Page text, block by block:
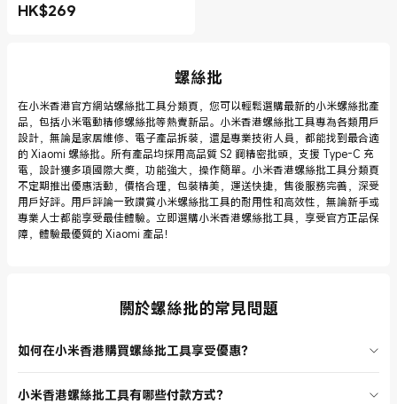
HK$269
現價 HK$269.00
螺絲批
在小米香港官方網站螺絲批工具分類頁，您可以輕鬆選購最新的小米螺絲批產
品，包括小米電動精修螺絲批等熱賣新品。小米香港螺絲批工具專為各類用戶
設計，無論是家居維修、電子產品拆裝，還是專業技術人員，都能找到最合適
的 Xiaomi 螺絲批。所有產品均採用高品質 S2 鋼精密批頭，支援 Type-C 充
電，設計獲多項國際大獎，功能強大，操作簡單。小米香港螺絲批工具分類頁
不定期推出優惠活動，價格合理，包裝精美，運送快捷，售後服務完善，深受
用戶好評。用戶評論一致讚賞小米螺絲批工具的耐用性和高效性，無論新手或
專業人士都能享受最佳體驗。立即選購小米香港螺絲批工具，享受官方正品保
障，體驗最優質的 Xiaomi 產品！
關於螺絲批的常見問題
如何在小米香港購買螺絲批工具享受優惠？
或訂閱電子報，第一時間獲取最新折扣資訊。購買螺絲批工具滿
小米香港螺絲批工具有哪些付款方式？